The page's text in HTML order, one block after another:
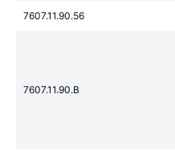
7607.11.90.56
7607.11.90.B